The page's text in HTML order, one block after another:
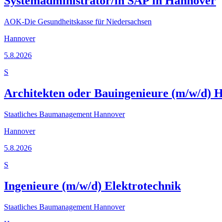
AOK-Die Gesundheitskasse für Niedersachsen
Hannover
5.8.2026
S
Architekten oder Bauingenieure (m/w/d)
Staatliches Baumanagement Hannover
Hannover
5.8.2026
S
Ingenieure (m/w/d) Elektrotechnik
Staatliches Baumanagement Hannover